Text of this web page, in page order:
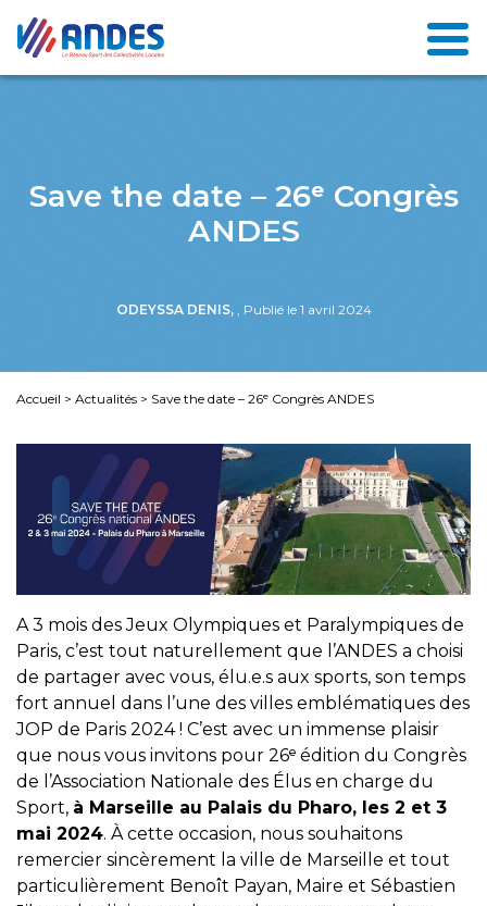
Save the date – 26ᵉ Congrès
ANDES
ODEYSSA DENIS, , Publié le 1 avril 2024
Accueil > Actualités > Save the date – 26ᵉ Congrès ANDES
A 3 mois des Jeux Olympiques et Paralympiques de
Paris, c’est tout naturellement que l’ANDES a choisi
de partager avec vous, élu.e.s aux sports, son temps
fort annuel dans l’une des villes emblématiques des
JOP de Paris 2024 ! C’est avec un immense plaisir
que nous vous invitons pour 26ᵉ édition du Congrès
de l’Association Nationale des Élus en charge du
Sport, à Marseille au Palais du Pharo, les 2 et 3
mai 2024. À cette occasion, nous souhaitons
remercier sincèrement la ville de Marseille et tout
particulièrement Benoît Payan, Maire et Sébastien